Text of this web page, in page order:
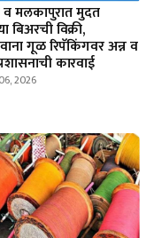
मलकापुरात मुदत
बिअरची विक्री,
गूळ रिपॅकिंगवर अन्न व
कारवाई
2026